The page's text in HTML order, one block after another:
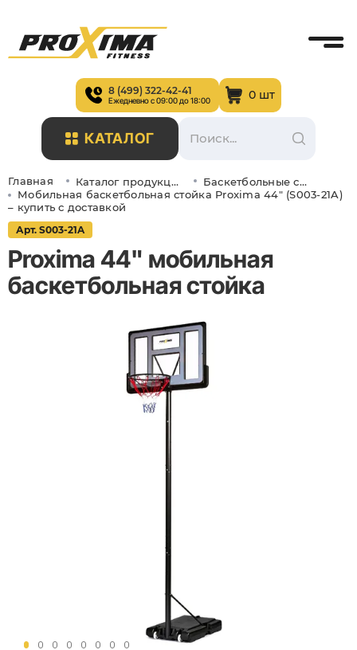
8 (499) 322-42-41
Ежедневно с 09:00 до 18:00 0 шт
КАТАЛОГ
Главная Каталог продукции
Баскетбольные стойки и щиты
Мобильная баскетбольная стойка Proxima 44" (S003-21A)
– купить с доставкой
Арт. S003-21A
Proxima 44" мобильная
баскетбольная стойка